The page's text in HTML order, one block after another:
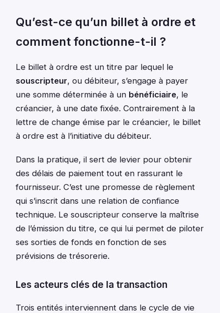
Qu’est-ce qu’un billet à ordre et
comment fonctionne-t-il ?
Le billet à ordre est un titre par lequel le
souscripteur, ou débiteur, s’engage à payer
une somme déterminée à un bénéficiaire, le
créancier, à une date fixée. Contrairement à la
lettre de change émise par le créancier, le billet
à ordre est à l’initiative du débiteur.
Dans la pratique, il sert de levier pour obtenir
des délais de paiement tout en rassurant le
fournisseur. C’est une promesse de règlement
qui s’inscrit dans une relation de confiance
technique. Le souscripteur conserve la maîtrise
de l’émission du titre, ce qui lui permet de piloter
ses sorties de fonds en fonction de ses
prévisions de trésorerie.
Les acteurs clés de la transaction
Trois entités interviennent dans le cycle de vie